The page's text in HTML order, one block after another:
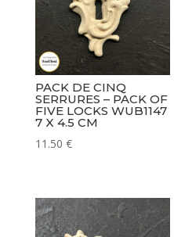
PACK DE CINQ
SERRURES – PACK OF
FIVE LOCKS WUB1147
7 X 4.5 CM
11.50 €